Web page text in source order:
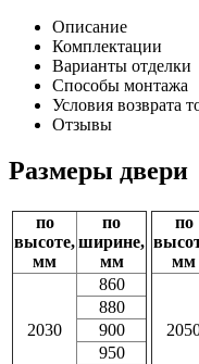
Описание
Комплектации
Варианты отделки
Способы монтажа
Условия возврата
Отзывы
Размеры двери
по
высоте,
мм
по
ширине,
мм
2030
860
880
900
950
по
мм